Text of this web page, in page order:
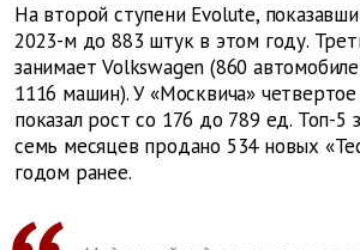
На второй ступени Evolute,
2023-м до 883 штук в этом году.
занимает Volkswagen (860
1116 машин). У «Москвича»
показал рост со 176 до 789 ед. Топ-5
семь месяцев продано 534 новых
годом ранее.